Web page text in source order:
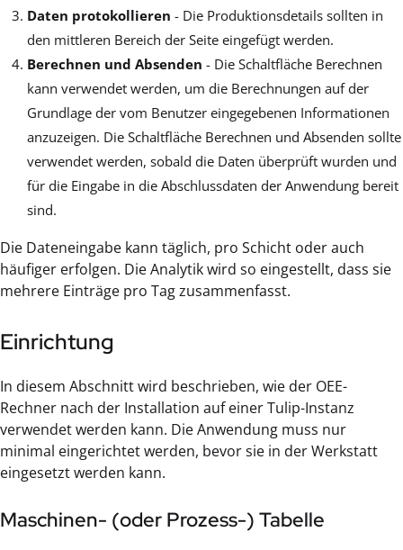
Daten protokollieren - Die Produktionsdetails sollten in
den mittleren Bereich der Seite eingefügt werden.
Berechnen und Absenden - Die Schaltfläche Berechnen
kann verwendet werden, um die Berechnungen auf der
Grundlage der vom Benutzer eingegebenen Informationen
anzuzeigen. Die Schaltfläche Berechnen und Absenden sollte
verwendet werden, sobald die Daten überprüft wurden und
für die Eingabe in die Abschlussdaten der Anwendung bereit
sind.
Die Dateneingabe kann täglich, pro Schicht oder auch
häufiger erfolgen. Die Analytik wird so eingestellt, dass sie
mehrere Einträge pro Tag zusammenfasst.
Einrichtung
In diesem Abschnitt wird beschrieben, wie der OEE-
Rechner nach der Installation auf einer Tulip-Instanz
verwendet werden kann. Die Anwendung muss nur
minimal eingerichtet werden, bevor sie in der Werkstatt
eingesetzt werden kann.
Maschinen- (oder Prozess-) Tabelle